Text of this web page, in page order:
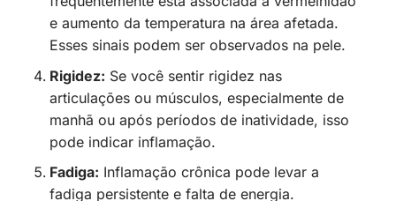
e aumento da temperatura na área afetada.
Esses sinais podem ser observados na pele.
Rigidez: Se você sentir rigidez nas
articulações ou músculos, especialmente de
manhã ou após períodos de inatividade, isso
pode indicar inflamação.
Fadiga: Inflamação crônica pode levar a
fadiga persistente e falta de energia.